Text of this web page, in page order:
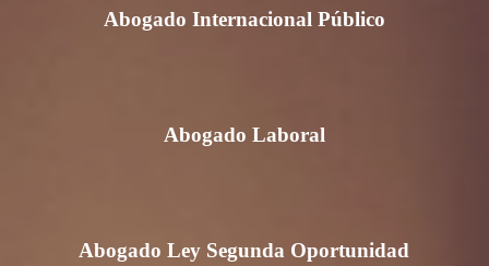
Abogado Internacional Público
Abogado Laboral
Abogado Ley Segunda Oportunidad